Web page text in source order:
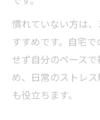
慣れていない方は
すすめです。自宅
せず自分のペース
め、日常のストレ
も役立ちます。